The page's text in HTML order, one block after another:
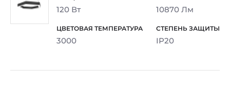
120 Вт 10870 Лм
3000 IP20